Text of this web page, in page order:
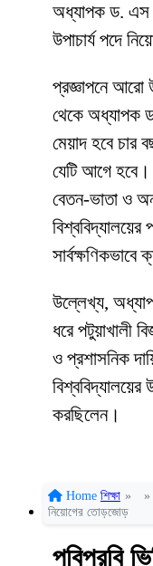
অধ্যাপক ড. এস
উপাচার্য পদে
প্রজ্ঞাপনে আরো
থেকে অধ্যাপক
মেয়াদ হবে চার
যেটি আগে হবে।
বেতন-ভাতা ও
বিশ্ববিদ্যালয়ের
সার্বক্ষণিকভাবে
উল্লেখ্য,
ধরে পটুয়াখালী
ও প্রশাসনিক
বিশ্ববিদ্যালয়ের
করছিলেন।
Home শিক্ষা » »
নিয়োগের তোড়জোড়
পবিপ্রবি